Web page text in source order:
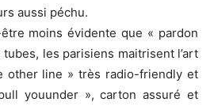
aussi péchu.
moins évidente que « pardon
les parisiens maitrisent l’art
other line » très radio-friendly et
youunder », carton assuré et